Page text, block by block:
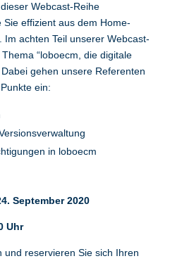
Webcast-Reihe
Sie effizient aus dem Home-
achten Teil unserer Webcast-
“loboecm, die digitale
gehen unsere Referenten
ein:
in loboecm
September 2020
Uhr
und reservieren Sie sich Ihren